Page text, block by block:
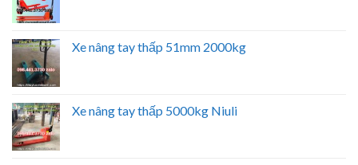
Xe nâng tay thấp 51mm 2000kg
Xe nâng tay thấp 5000kg Niuli